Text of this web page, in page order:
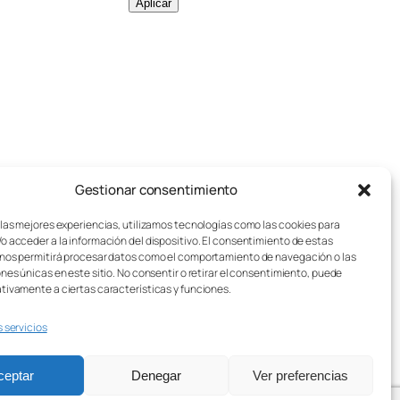
Gestionar consentimiento
mejores experiencias, utilizamos tecnologías como las cookies para
acceder a la información del dispositivo. El consentimiento de estas
permitirá procesar datos como el comportamiento de navegación o las
únicas en este sitio. No consentir o retirar el consentimiento, puede
a ciertas características y funciones.
servicios
Denegar Ver preferencias
o
e
s
:
Aplicar
de juegos de mesa
de Envío
Lúdico – Asistente IA
Aviso legal
Política de cookies
Política de privacidad
Condiciones generales
Contacto